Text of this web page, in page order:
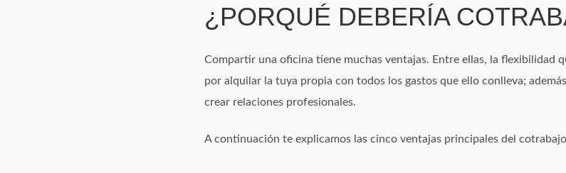
¿PORQUÉ DEBERÍA
Compartir una oficina tiene muchas ventajas. Entre ellas, la flexibilidad
por alquilar la tuya propia con todos los gastos que ello conlleva;
crear relaciones profesionales.
A continuación te explicamos las cinco ventajas principales del